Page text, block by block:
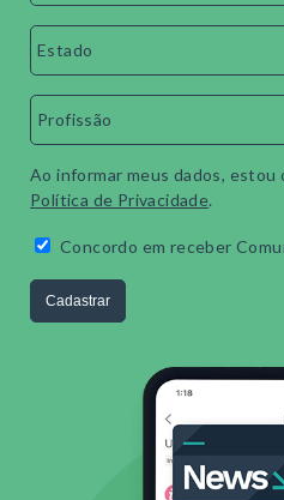
Ao informar meus dados, estou
Política de Privacidade.
Concordo em receber